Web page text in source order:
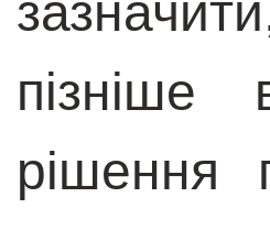
пізніше
рішення